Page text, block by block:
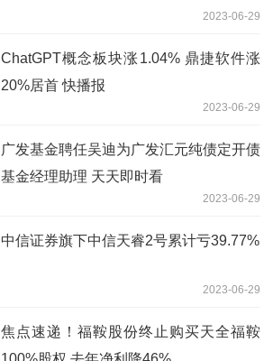
2023-06-29
ChatGPT概念板块涨1.04% 鼎捷软件涨
20%居首 快播报
2023-06-29
广发基金聘任吴迪为广发汇元纯债定开债
基金经理助理 天天即时看
2023-06-29
中信证券旗下中信天睿2号累计亏39.77%
2023-06-29
焦点速递！福鞍股份终止购买天全福鞍